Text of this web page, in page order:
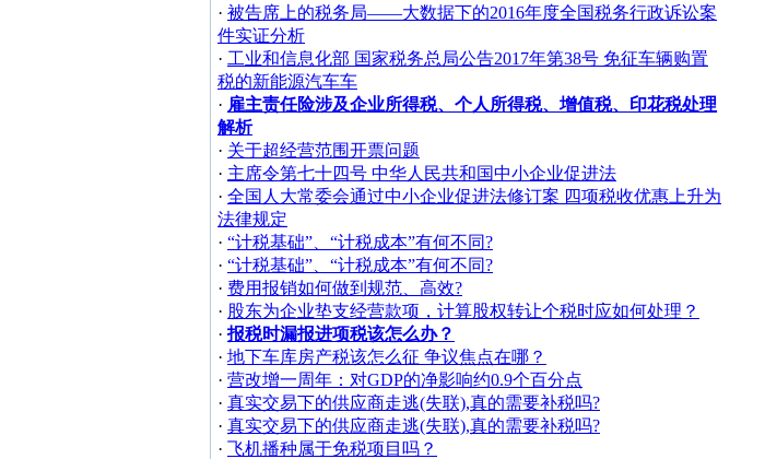
· 被告席上的税务局——大数据下的2016年度全国税务行政诉讼案
件实证分析
· 工业和信息化部 国家税务总局公告2017年第38号 免征车辆购置
税的新能源汽车车
· 雇主责任险涉及企业所得税、个人所得税、增值税、印花税处理
解析
· 关于超经营范围开票问题
· 主席令第七十四号 中华人民共和国中小企业促进法
· 全国人大常委会通过中小企业促进法修订案 四项税收优惠上升为
法律规定
· “计税基础”、“计税成本”有何不同?
· “计税基础”、“计税成本”有何不同?
· 费用报销如何做到规范、高效?
· 股东为企业垫支经营款项，计算股权转让个税时应如何处理？
· 报税时漏报进项税该怎么办？
· 地下车库房产税该怎么征 争议焦点在哪？
· 营改增一周年：对GDP的净影响约0.9个百分点
· 真实交易下的供应商走逃(失联),真的需要补税吗?
· 真实交易下的供应商走逃(失联),真的需要补税吗?
· 飞机播种属于免税项目吗？